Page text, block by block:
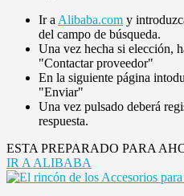
Ir a Alibaba.com y
del campo de búsqueda.
Una vez hecha si elección,
"Contactar proveedor"
En la siguiente página
"Enviar"
Una vez pulsado deberá
respuesta.
ESTA PREPARADO PARA
IR A ALIBABA